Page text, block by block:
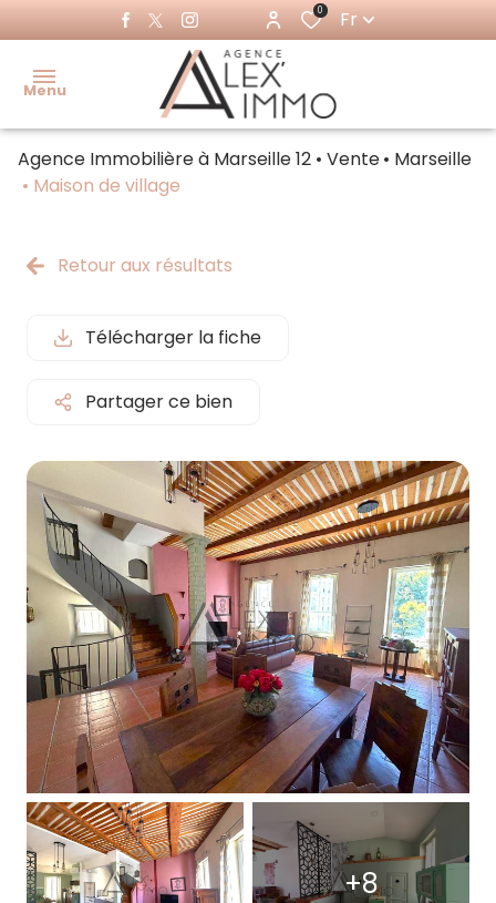
0 Fr
Menu
Accueil
Louer
Immo
pro
immo
immo pro
Estimer
Faire
gérer
Notre
agence
Contact
Agence Immobilière à Marseille 12 Vente
Marseille
Maison de village
Retour aux résultats
Télécharger la fiche
Partager ce bien
+8